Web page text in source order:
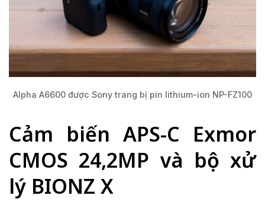
Alpha A6600 được Sony trang bị pin lithium-ion NP-FZ100
Cảm biến APS-C Exmor
CMOS 24,2MP và bộ xử
lý BIONZ X